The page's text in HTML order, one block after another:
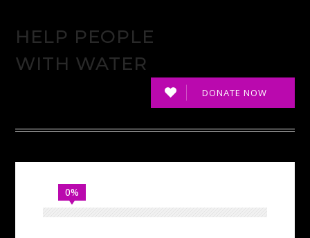
HELP PEOPLE
WITH WATER
DONATE NOW
0%